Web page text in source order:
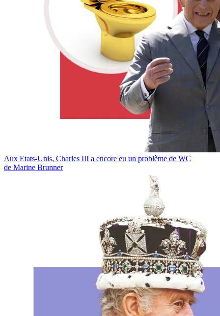
Aux Etats-Unis, Charles III a encore eu un problème de WC
de Marine Brunner